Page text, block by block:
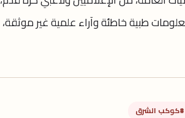
طبية خاطئة وآراء علمية غير موثقة،
#كوكب الشرق